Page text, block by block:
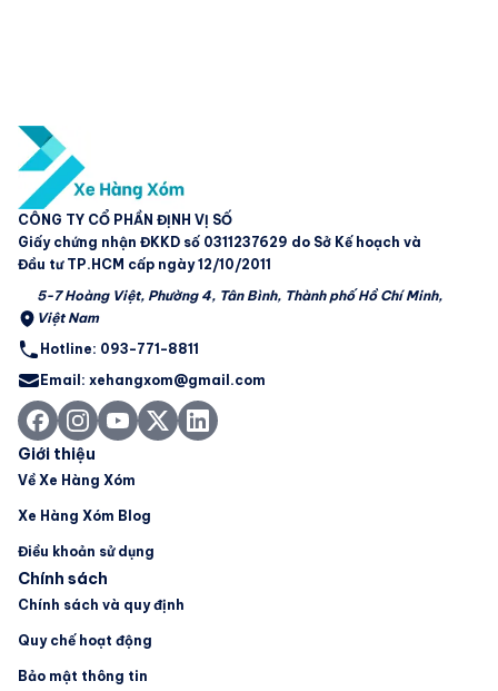
CÔNG TY CỔ PHẦN ĐỊNH VỊ SỐ
Giấy chứng nhận ĐKKD số 0311237629 do Sở Kế hoạch và
Đầu tư TP.HCM cấp ngày 12/10/2011
5-7 Hoàng Việt, Phường 4, Tân Bình, Thành phố Hồ Chí Minh,
Việt Nam
Hotline: 093-771-8811
Email: xehangxom@gmail.com
Giới thiệu
Về Xe Hàng Xóm
Xe Hàng Xóm Blog
Điều khoản sử dụng
Chính sách
Chính sách và quy định
Quy chế hoạt động
Bảo mật thông tin